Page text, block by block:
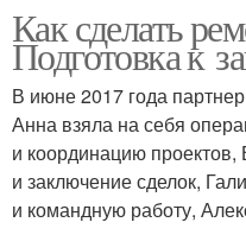
Как сделать
Подготовка к
В июне 2017 года
Анна взяла на себя
и координацию
и заключение сделок,
и командную работу,